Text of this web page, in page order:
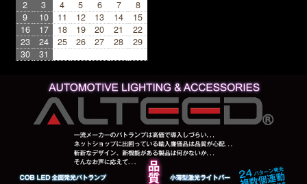
2
3 4 5 6 7
8
9
10 11 12 13 14
15
16
17 18 19 20 21
22
23
24 25 26 27 28
29
30
31